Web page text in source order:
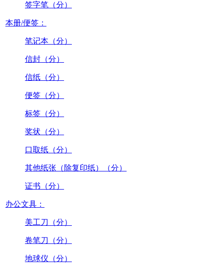
签字笔（分）
本册/便签：
笔记本（分）
信封（分）
信纸（分）
便签（分）
标签（分）
奖状（分）
口取纸（分）
其他纸张（除复印纸）（分）
证书（分）
办公文具：
美工刀（分）
卷笔刀（分）
地球仪（分）